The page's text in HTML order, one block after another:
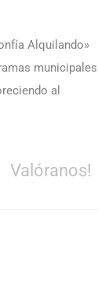
Alquilando»
municipales
al
Valóranos!